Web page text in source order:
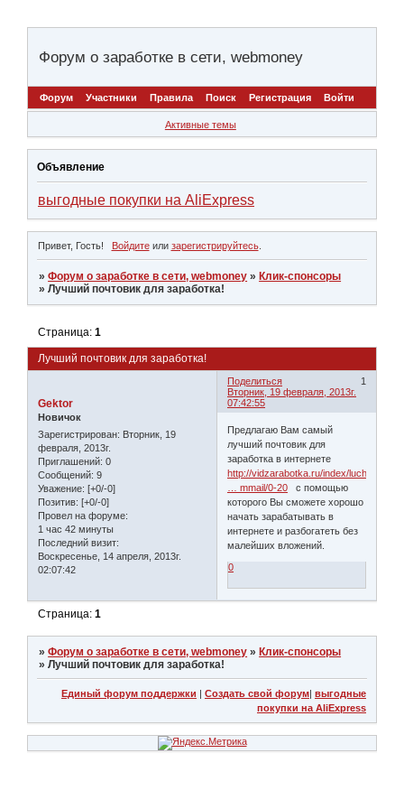
Форум о заработке в сети, webmoney
Форум Участники Правила Поиск Регистрация Войти
Активные темы
Объявление
выгодные покупки на AliExpress
Привет, Гость! Войдитеили зарегистрируйтесь.
»Форум о заработке в сети, webmoney » Клик-спонсоры
»Лучший почтовик для заработка!
Лучший почтовик для заработка!
Страница:1
Поделиться
1
Вторник, 19 февраля, 2013г.
07:42:55
Gektor
Новичок
Зарегистрирован: Вторник, 19
февраля, 2013г.
Приглашений: 0
Сообщений: 9
Уважение: [+0/-0]
Позитив: [+0/-0]
Провел на форуме:
1 час 42 минуты
Последний визит:
Воскресенье, 14 апреля, 2013г.
02:07:42
Предлагаю Вам самый
лучший почтовик для
заработка в интернете
http://vidzarabotka.ru/index/luchshij_p
… mmail/0-20 с помощью
которого Вы сможете хорошо
начать зарабатывать в
интернете и разбогатеть без
малейших вложений.
0
Страница:1
»Форум о заработке в сети, webmoney » Клик-спонсоры
»Лучший почтовик для заработка!
Единый форум поддержки | Создать свой форум| выгодные
покупки на AliExpress